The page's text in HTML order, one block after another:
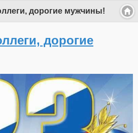
дорогие мужчины!
дорогие